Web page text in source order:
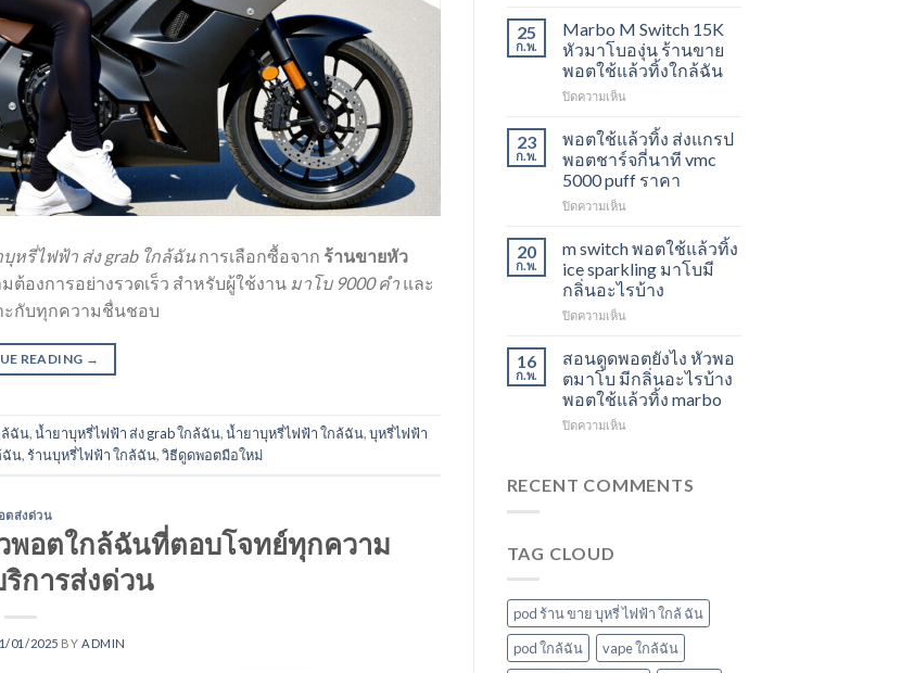
บุหรี่ไฟฟ้า ส่ง grab ใกล้ฉัน การเลือกซื้อจาก ร้านขายหัว
องการอย่างรวดเร็ว สำหรับผู้ใช้งาน มาโบ 9000 คํา และ
ะกับทุกความชื่นชอบ
READING →
ล้ฉัน,น้ำยาบุหรี่ไฟฟ้า ส่ง grab ใกล้ฉัน,น้ำยาบุหรี่ไฟฟ้า ใกล้ฉัน,บุหรี่ไฟฟ้า
ฉัน,ร้านบุหรี่ไฟฟ้า ใกล้ฉัน,วิธีดูดพอตมือใหม่
ตส่งด่วน
อตใกล้ฉันที่ตอบโจทย์ทุกความ
ริการส่งด่วน
01/2025 BYADMIN
Switch
15K
วิธี
ดูด
พอต
ให้
ไอ
หัว
มา
โบ
สตอ
กลิ่น
หัว
พอ
ตมา
25
ก.พ.
Marbo M Switch 15K
หัวมาโบองุ่น ร้านขาย
พอตใช้แล้วทิ้งใกล้ฉัน
ปิดความเห็นบน
M
Switch
15K
หัว
มา
องุ่น
ร้าน
ขาย
พอต
ใช้
ทิ้ง
ใกล้
ฉัน
23
ก.พ.
พอตใช้แล้วทิ้ง ส่งแกรป
พอตชาร์จกี่นาที vmc
5000 puff ราคา
ปิดความเห็นบน
ทิ้ง
ส่ง
แกรป
ชาร์จ
กี่
นาที
vmc
5000
20
ก.พ.
m switch พอตใช้แล้วทิ้ง
ice sparkling มาโบมี
กลิ่นอะไรบ้าง
ปิดความเห็นบน
switch
พอต
ใช้
แล้ว
ทิ้ง
มา
16
ก.พ.
สอนดูดพอตยังไง หัวพอ
ตมาโบ มีกลิ่นอะไรบ้าง
พอตใช้แล้วทิ้ง marbo
ปิดความเห็นบน
พอ
โบ
มี
กลิ่น
อะไร
RECENT COMMENTS
TAG CLOUD
pod ร้าน ขาย บุหรี่ ไฟฟ้า ใกล้ ฉัน
pod ใกล้ฉัน
vape ใกล้ฉัน